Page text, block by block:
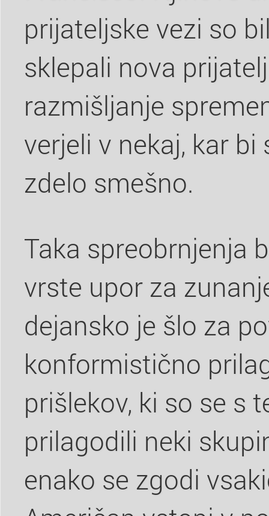
prijateljske vezi so
sklepali nova
razmišljanje
verjeli v nekaj, kar
zdelo smešno.
Taka spreobrnjenja
vrste upor za
dejansko je šlo za
konformistično
prišlekov, ki so se s
prilagodili neki
enako se zgodi